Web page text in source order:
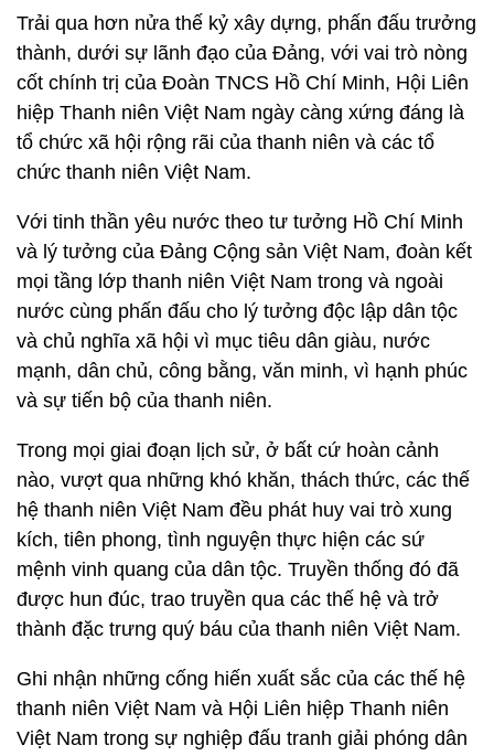
Trải qua hơn nửa thế kỷ xây dựng, phấn đấu trưởng
thành, dưới sự lãnh đạo của Đảng, với vai trò nòng
cốt chính trị của Đoàn TNCS Hồ Chí Minh, Hội Liên
hiệp Thanh niên Việt Nam ngày càng xứng đáng là
tổ chức xã hội rộng rãi của thanh niên và các tổ
chức thanh niên Việt Nam.
Với tinh thần yêu nước theo tư tưởng Hồ Chí Minh
và lý tưởng của Đảng Cộng sản Việt Nam, đoàn kết
mọi tầng lớp thanh niên Việt Nam trong và ngoài
nước cùng phấn đấu cho lý tưởng độc lập dân tộc
và chủ nghĩa xã hội vì mục tiêu dân giàu, nước
mạnh, dân chủ, công bằng, văn minh, vì hạnh phúc
và sự tiến bộ của thanh niên.
Trong mọi giai đoạn lịch sử, ở bất cứ hoàn cảnh
nào, vượt qua những khó khăn, thách thức, các thế
hệ thanh niên Việt Nam đều phát huy vai trò xung
kích, tiên phong, tình nguyện thực hiện các sứ
mệnh vinh quang của dân tộc. Truyền thống đó đã
được hun đúc, trao truyền qua các thế hệ và trở
thành đặc trưng quý báu của thanh niên Việt Nam.
Ghi nhận những cống hiến xuất sắc của các thế hệ
thanh niên Việt Nam và Hội Liên hiệp Thanh niên
Việt Nam trong sự nghiệp đấu tranh giải phóng dân